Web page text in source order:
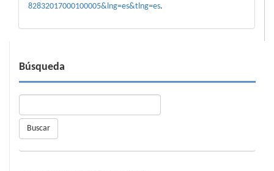
82832017000100005&lng=es&tlng=es.
Búsqueda
Buscar